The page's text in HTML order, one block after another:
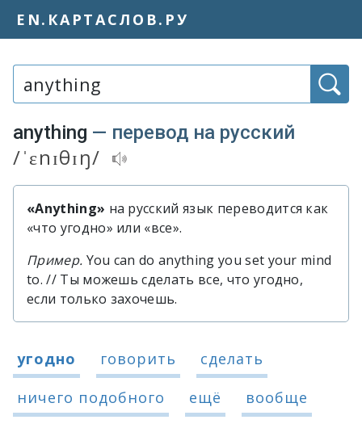
EN.КАРТАСЛОВ.РУ
anything — перевод на русский
Транскрипция и
/ˈɛnɪθɪŋ/
Быстрый перевод слова «anything»
«Anything» на русский язык переводится как
«что угодно» или «все».
Пример. You can do anything you set your mind
to. // Ты можешь сделать все, что угодно,
если только захочешь.
Варианты перевода слова
угодно говорить
сделать
ничего подобного
ещё
вообще